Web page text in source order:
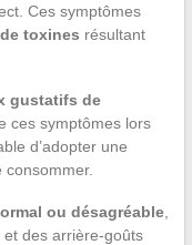
Ces symptômes
toxines résultant
gustatifs de
ces symptômes lors
d’adopter une
ou désagréable,
et des arrière-goûts